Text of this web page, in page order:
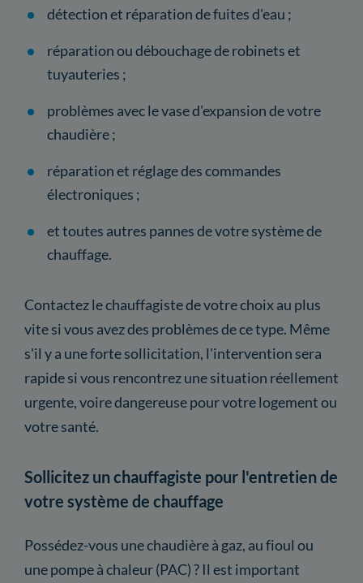
détection et réparation de fuites d'eau ;
réparation ou débouchage de robinets et
tuyauteries ;
problèmes avec le vase d'expansion de votre
chaudière ;
réparation et réglage des commandes
électroniques ;
et toutes autres pannes de votre système de
chauffage.
Contactez le chauffagiste de votre choix au plus
vite si vous avez des problèmes de ce type. Même
s'il y a une forte sollicitation, l'intervention sera
rapide si vous rencontrez une situation réellement
urgente, voire dangereuse pour votre logement ou
votre santé.
Sollicitez un chauffagiste pour l'entretien de
votre système de chauffage
Possédez-vous une chaudière à gaz, au fioul ou
une pompe à chaleur (PAC) ? Il est important